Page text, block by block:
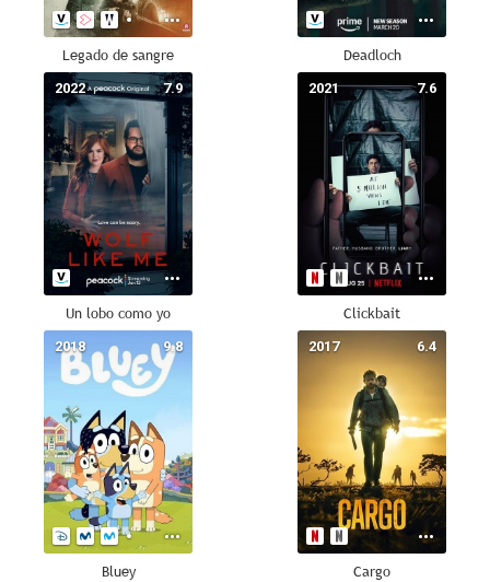
Legado de sangre Deadloch
7.9
2022
Un lobo como yo
7.6
2021
Clickbait
9.8
2018
Bluey
6.4
2017
Cargo